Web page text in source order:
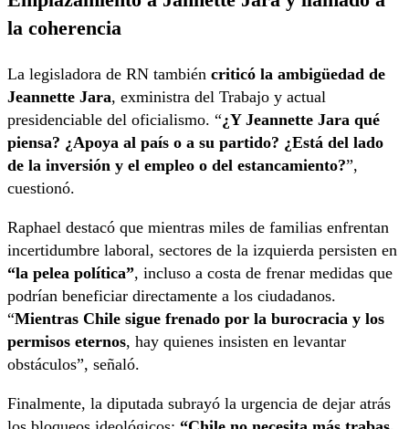
la coherencia
La legisladora de RN también criticó la ambigüedad de
Jeannette Jara, exministra del Trabajo y actual
presidenciable del oficialismo. “¿Y Jeannette Jara qué
piensa? ¿Apoya al país o a su partido? ¿Está del lado
de la inversión y el empleo o del estancamiento?”,
cuestionó.
Raphael destacó que mientras miles de familias enfrentan
incertidumbre laboral, sectores de la izquierda persisten en
“la pelea política”, incluso a costa de frenar medidas que
podrían beneficiar directamente a los ciudadanos.
“Mientras Chile sigue frenado por la burocracia y los
permisos eternos, hay quienes insisten en levantar
obstáculos”, señaló.
Finalmente, la diputada subrayó la urgencia de dejar atrás